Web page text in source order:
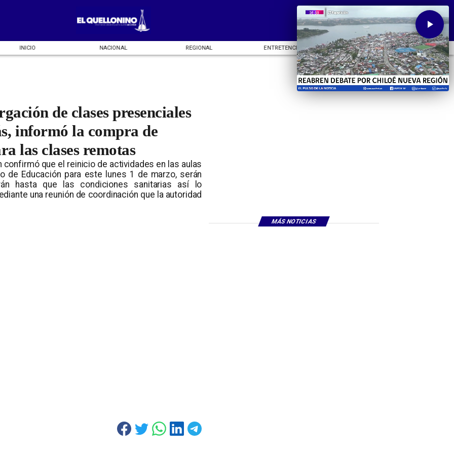
INICIO NACIONAL REGIONAL ENTRETENCIÓN DEPORTES
de clases presenciales
informó la compra de
las clases remotas
confirmó que el reinicio de actividades en las aulas
Educación para este lunes 1 de marzo, serán
hasta que las condiciones sanitarias así lo
una reunión de coordinación que la autoridad
MÁS NOTICIAS